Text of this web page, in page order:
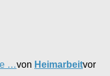
…von Heimarbeitvor